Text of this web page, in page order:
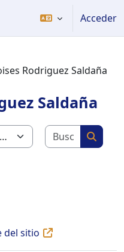
Acceder
Rodriguez Saldaña
Saldaña
Buscar
del sitio